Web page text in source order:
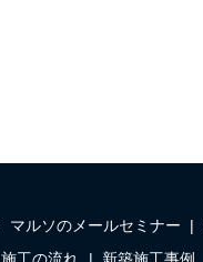
マルソのメールセミナー